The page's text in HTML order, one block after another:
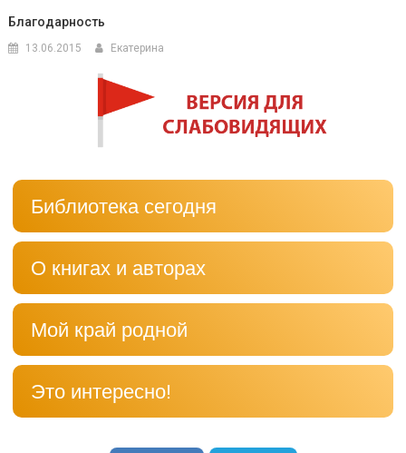
Благодарность
13.06.2015 Екатерина
Библиотека сегодня
О книгах и авторах
Мой край родной
Это интересно!